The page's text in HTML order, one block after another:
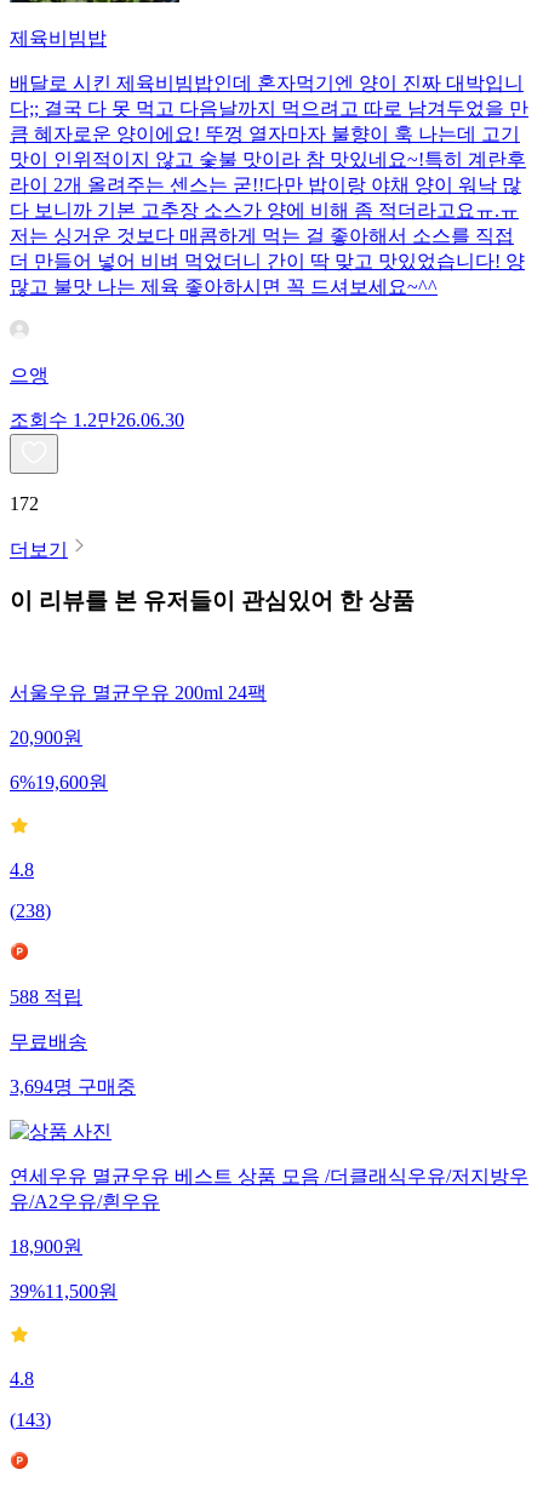
제육비빔밥
배달로 시킨 제육비빔밥인데 혼자먹기엔 양이 진짜 대박입니
다;; 결국 다 못 먹고 다음날까지 먹으려고 따로 남겨두었을 만
큼 혜자로운 양이에요! 뚜껑 열자마자 불향이 훅 나는데 고기
맛이 인위적이지 않고 숯불 맛이라 참 맛있네요~!특히 계란후
라이 2개 올려주는 센스는 굳!! ​다만 밥이랑 야채 양이 워낙 많
다 보니까 기본 고추장 소스가 양에 비해 좀 적더라고요ㅠ.ㅠ
저는 싱거운 것보다 매콤하게 먹는 걸 좋아해서 소스를 직접
더 만들어 넣어 비벼 먹었더니 간이 딱 맞고 맛있었습니다! 양
많고 불맛 나는 제육 좋아하시면 꼭 드셔보세요~^^
으앵
조회수 1.2만26.06.30
172
더보기
이 리뷰를 본 유저들이 관심있어 한 상품
서울우유 멸균우유 200ml 24팩
20,900원
6%19,600원
4.8
(238)
588적립
무료배송
3,694명구매중
연세우유 멸균우유 베스트 상품 모음 /더클래식우유/저지방우
유/A2우유/흰우유
18,900원
39%11,500원
4.8
(143)